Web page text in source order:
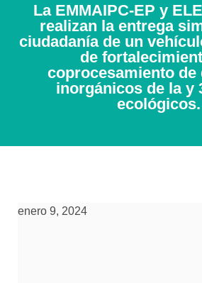
La EMMAIPC-EP y
realizan la entrega
ciudadanía de un
de
coprocesamiento de
inorgánicos de la y
ecológicos.
enero 9, 2024